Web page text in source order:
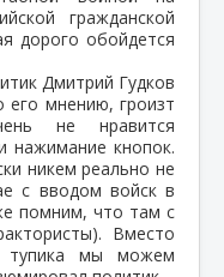
гражданской
дорого обойдется
Дмитрий Гудков
его мнению, гроизт
не нравится
нажимание кнопок.
никем реально не
с вводом войск в
помним, что там с
Вместо
тупика мы можем